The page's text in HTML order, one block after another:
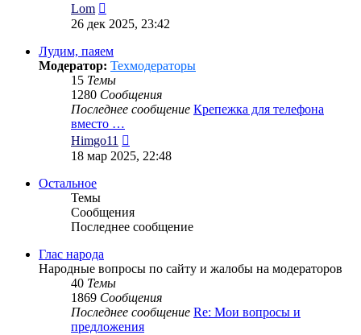
Lom
к
сообщению
26 дек 2025, 23:42
Лудим, паяем
Модератор: Техмодераторы
15 Темы
1280 Сообщения
Последнее сообщение Крепежка для телефона
вместо …
Himgo11
к
18 мар 2025, 22:48
Остальное
Темы
Сообщения
Последнее сообщение
Глас народа
Народные вопросы по сайту и жалобы на модераторов
40 Темы
1869 Сообщения
Последнее сообщение Re: Мои вопросы и
предложения